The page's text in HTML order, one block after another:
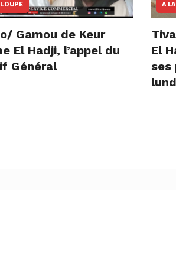
Gamou de Keur
El Hadji, l’appel du
Général
A
El
ses